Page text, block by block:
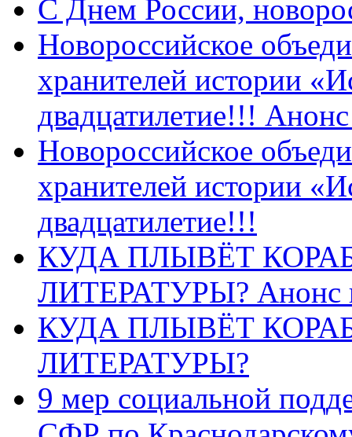
C Днем России,
Новороссийское
хранителей истории
двадцатилетие!!!
Новороссийское
хранителей истории
двадцатилетие!!!
КУДА ПЛЫВЁТ
ЛИТЕРАТУРЫ? Анонс
КУДА ПЛЫВЁТ
ЛИТЕРАТУРЫ?
9 мер социальной